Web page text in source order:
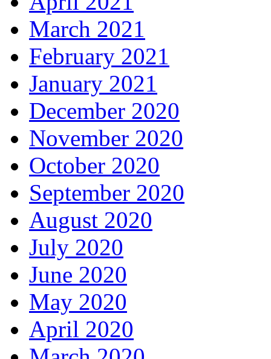
March 2021
February 2021
January 2021
December 2020
November 2020
October 2020
September 2020
August 2020
July 2020
June 2020
May 2020
April 2020